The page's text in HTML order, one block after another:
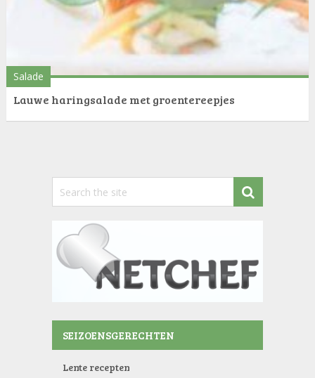
Salade
Lauwe haringsalade met groentereepjes
SEIZOENSGERECHTEN
Lente recepten